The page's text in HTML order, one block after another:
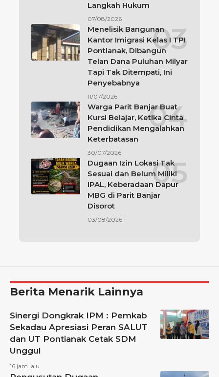
Langkah Hukum
07/08/2026
Menelisik Bangunan
Kantor Imigrasi Kelas I TPI
Pontianak, Dibangun
Telan Dana Puluhan Milyar
Tapi Tak Ditempati, Ini
Penyebabnya
11/07/2026
Warga Parit Banjar Buat
Kursi Belajar, Ketika Cinta
Pendidikan Mengalahkan
Keterbatasan
30/07/2026
Dugaan Izin Lokasi Tak
Sesuai dan Belum Miliki
IPAL, Keberadaan Dapur
MBG di Parit Banjar
Disorot
03/08/2026
Berita Menarik Lainnya
Sinergi Dongkrak IPM : Pemkab
Sekadau Apresiasi Peran SALUT
dan UT Pontianak Cetak SDM
Unggul
16 jam lalu